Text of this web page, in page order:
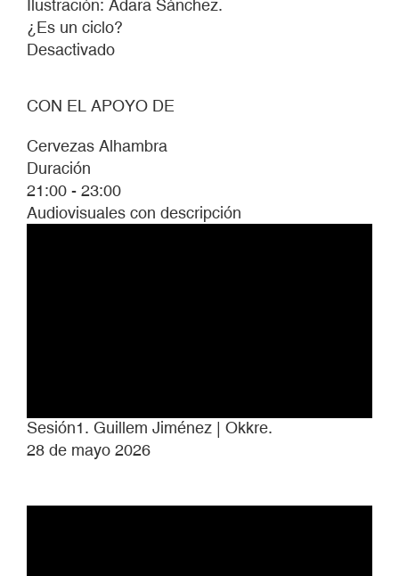
Ilustración: Adara Sánchez.
¿Es un ciclo?
Desactivado
CON EL APOYO DE
Cervezas Alhambra
Duración
21:00 - 23:00
Audiovisuales con descripción
Sesión1. Guillem Jiménez | Okkre.
28 de mayo 2026